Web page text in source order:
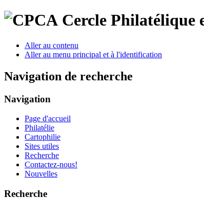
Cercle
Aller au contenu
Aller au menu principal et à l'identification
Navigation de recherche
Navigation
Page d'accueil
Philatélie
Cartophilie
Sites utiles
Recherche
Contactez-nous!
Nouvelles
Recherche